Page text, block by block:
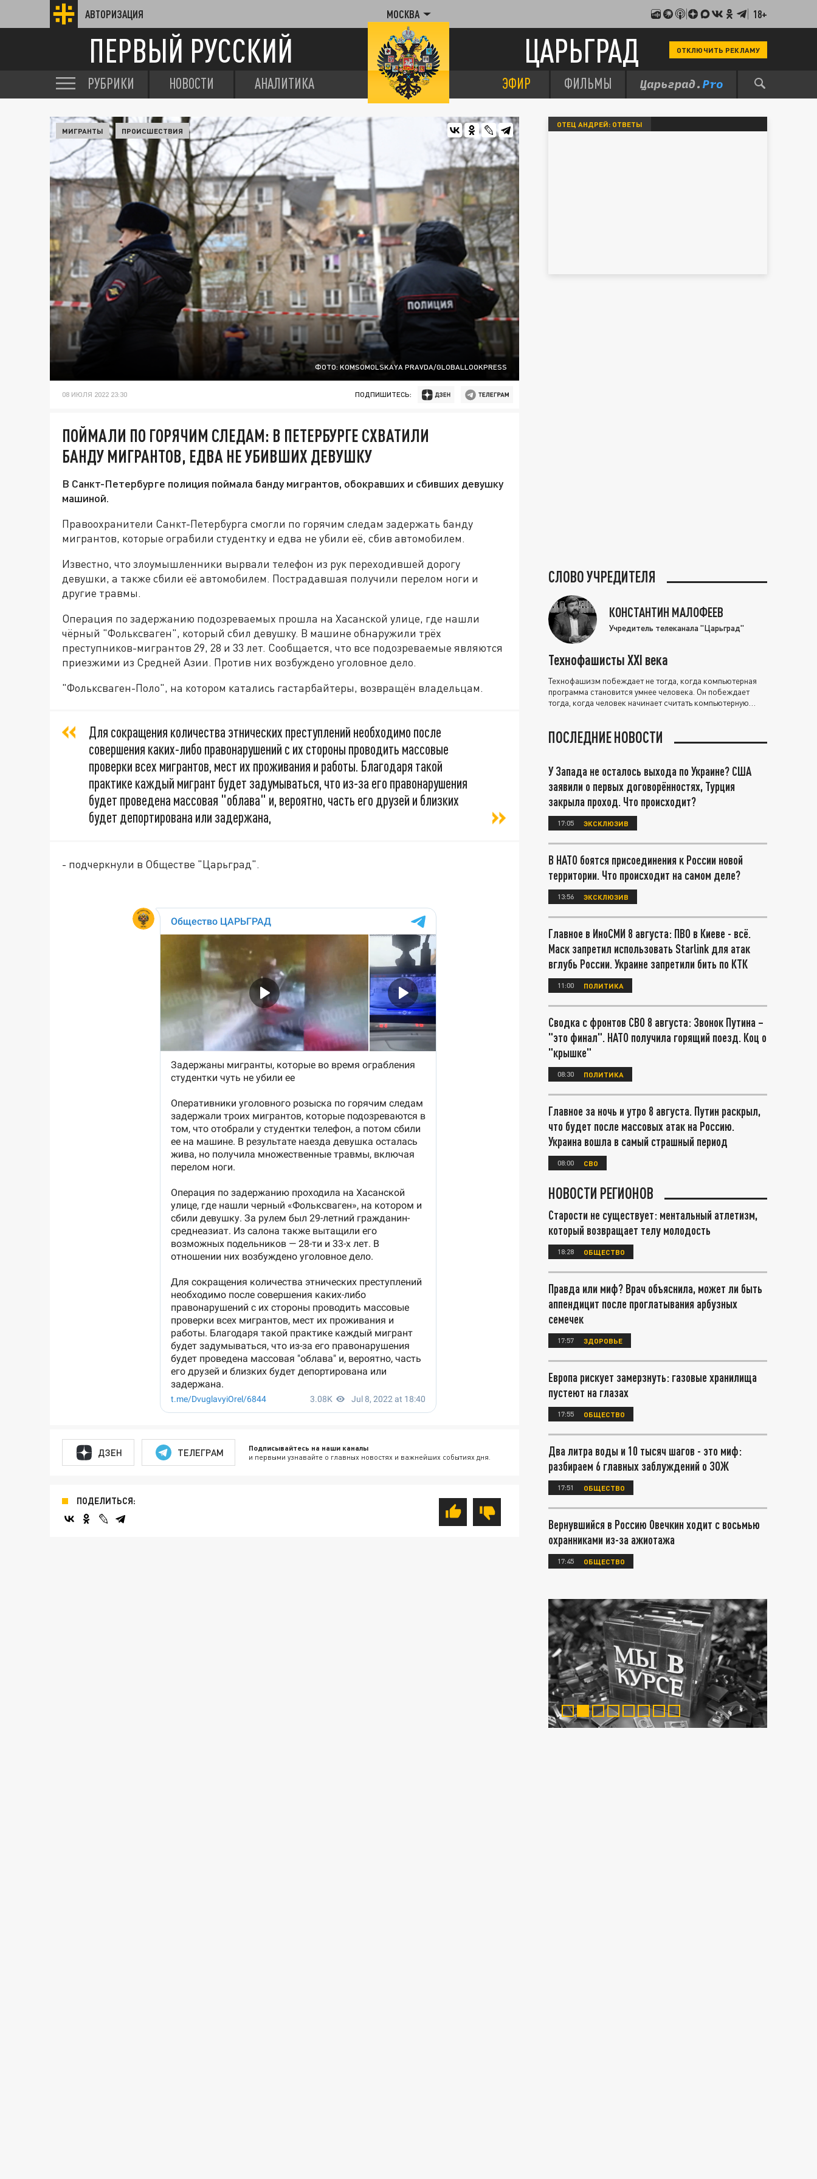
АВТОРИЗАЦИЯ МОСКВА 18+
ПЕРВЫЙ РУССКИЙ ЦАРЬГРАД ОТКЛЮЧИТЬ РЕКЛАМУ
РУБРИКИ НОВОСТИ АНАЛИТИКА ЭФИР ФИЛЬМЫ
ФОТО: KOMSOMOLSKAYA PRAVDA/GLOBALLOOKPRESS
МИГРАНТЫ ПРОИСШЕСТВИЯ
08 ИЮЛЯ 2022 23:30 ПОДПИШИТЕСЬ:
ПОЙМАЛИ ПО ГОРЯЧИМ СЛЕДАМ: В ПЕТЕРБУРГЕ СХВАТИЛИ
БАНДУ МИГРАНТОВ, ЕДВА НЕ УБИВШИХ ДЕВУШКУ
В Санкт-Петербурге полиция поймала банду мигрантов, обокравших и сбивших девушку
машиной.
Правоохранители Санкт-Петербурга смогли по горячим следам задержать банду
мигрантов, которые ограбили студентку и едва не убили её, сбив автомобилем.
Известно, что злоумышленники вырвали телефон из рук переходившей дорогу
девушки, а также сбили её автомобилем. Пострадавшая получили перелом ноги и
другие травмы.
Операция по задержанию подозреваемых прошла на Хасанской улице, где нашли
чёрный "Фольксваген", который сбил девушку. В машине обнаружили трёх
преступников-мигрантов 29, 28 и 33 лет. Сообщается, что все подозреваемые являются
приезжими из Средней Азии. Против них возбуждено уголовное дело.
"Фольксваген-Поло", на котором катались гастарбайтеры, возвращён владельцам.
Для сокращения количества этнических преступлений необходимо после
совершения каких-либо правонарушений с их стороны проводить массовые
проверки всех мигрантов, мест их проживания и работы. Благодаря такой
практике каждый мигрант будет задумываться, что из-за его правонарушения
будет проведена массовая "облава" и, вероятно, часть его друзей и близких
будет депортирована или задержана,
- подчеркнули в Обществе "Царьград".
ДЗЕН ТЕЛЕГРАМ Подписывайтесь на наши каналы
и первыми узнавайте о главных новостях и важнейших событиях дня.
ПОДЕЛИТЬСЯ:
ОТЕЦ АНДРЕЙ: ОТВЕТЫ
СЛОВО УЧРЕДИТЕЛЯ
КОНСТАНТИН МАЛОФЕЕВ
Учредитель телеканала "Царьград"
Технофашисты XXI века
Технофашизм побеждает не тогда, когда компьютерная
программа становится умнее человека. Он побеждает
тогда, когда человек начинает считать компьютерную
ПОСЛЕДНИЕ НОВОСТИ
У Запада не осталось выхода по Украине? США
заявили о первых договорённостях, Турция
закрыла проход. Что происходит?
17:05 ЭКСКЛЮЗИВ
В НАТО боятся присоединения к России новой
территории. Что происходит на самом деле?
13:56 ЭКСКЛЮЗИВ
Главное в ИноСМИ 8 августа: ПВО в Киеве - всё.
Маск запретил использовать Starlink для атак
вглубь России. Украине запретили бить по КТК
11:00 ПОЛИТИКА
Сводка с фронтов СВО 8 августа: Звонок Путина –
"это финал". НАТО получила горящий поезд. Коц о
"крышке"
08:30 ПОЛИТИКА
Главное за ночь и утро 8 августа. Путин раскрыл,
что будет после массовых атак на Россию.
Украина вошла в самый страшный период
08:00 СВО
НОВОСТИ РЕГИОНОВ
Старости не существует: ментальный атлетизм,
который возвращает телу молодость
18:28 ОБЩЕСТВО
Правда или миф? Врач объяснила, может ли быть
аппендицит после проглатывания арбузных
семечек
17:57 ЗДОРОВЬЕ
Европа рискует замерзнуть: газовые хранилища
пустеют на глазах
17:55 ОБЩЕСТВО
Два литра воды и 10 тысяч шагов - это миф:
разбираем 6 главных заблуждений о ЗОЖ
17:51 ОБЩЕСТВО
Вернувшийся в Россию Овечкин ходит с восьмью
охранниками из-за ажиотажа
17:45 ОБЩЕСТВО